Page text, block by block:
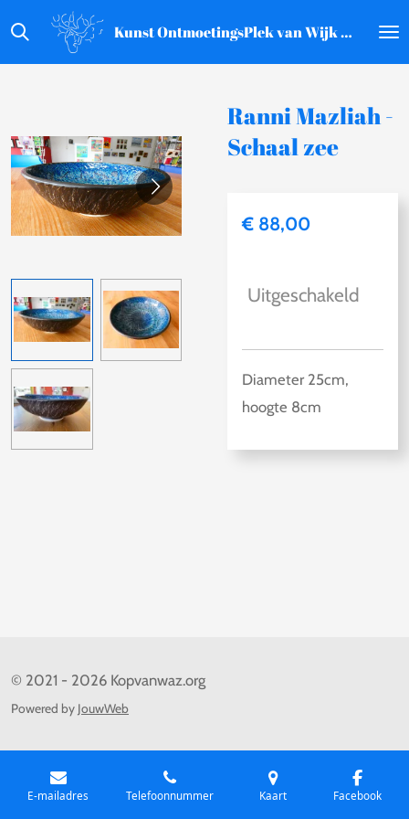
Ga
Kunst OntmoetingsPlek van Wijk aan Zee
Ranni Mazliah -
Schaal zee
€ 88,00
Uitgeschakeld
Diameter 25cm,
hoogte 8cm
© 2021 - 2026 Kopvanwaz.org
Powered by JouwWeb
E-mailadres Telefoonnummer Kaart Facebook